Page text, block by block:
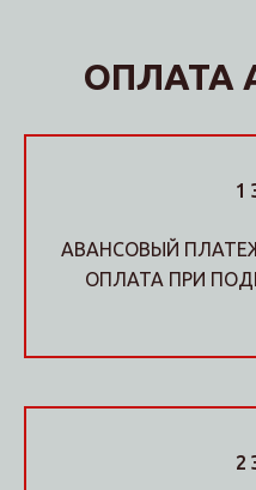
ОПЛАТА
1
АВАНСОВЫЙ
ОПЛАТА ПРИ
2